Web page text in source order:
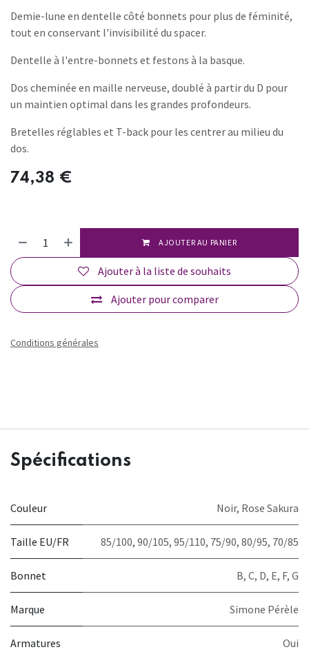
Demie-lune en dentelle côté bonnets pour plus de féminité,
tout en conservant l'invisibilité du spacer.
Dentelle à l'entre-bonnets et festons à la basque.
Dos cheminée en maille nerveuse, doublé à partir du D pour
un maintien optimal dans les grandes profondeurs.
Bretelles réglables et T-back pour les centrer au milieu du
dos.
74,38 €
AJOUTER AU PANIER
Ajouter pour comparer
Ajouter à la liste de souhaits
Conditions générales
Spécifications
Couleur Noir, Rose Sakura
Taille EU/FR 85/100, 90/105, 95/110, 75/90, 80/95, 70/85
Bonnet B, C, D, E, F, G
Marque Simone Pérèle
Armatures Oui